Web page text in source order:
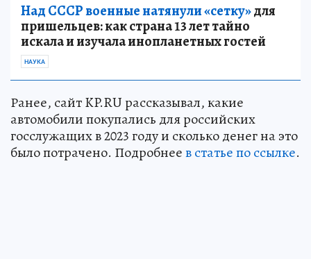
Над СССР военные натянули «сетку»для
пришельцев: как страна 13 лет тайно
искала и изучала инопланетных гостей
НАУКА
Ранее, сайт KP.RU рассказывал, какие
автомобили покупались для российских
госслужащих в 2023 году и сколько денег на это
было потрачено. Подробнеев статье по ссылке.